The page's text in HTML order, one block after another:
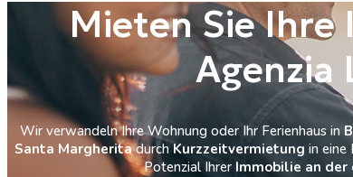
Mieten Sie
Agenzia
Wir verwandeln Ihre Wohnung oder Ihr Ferienhaus in
Santa MargheritadurchKurzzeitvermietung in eine
Potenzial Ihrer Immobilie an der